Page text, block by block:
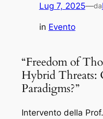
Lug 7, 2025—da
in Evento
“Freedom of
Hybrid Threats:
Paradigms?”
Intervento della